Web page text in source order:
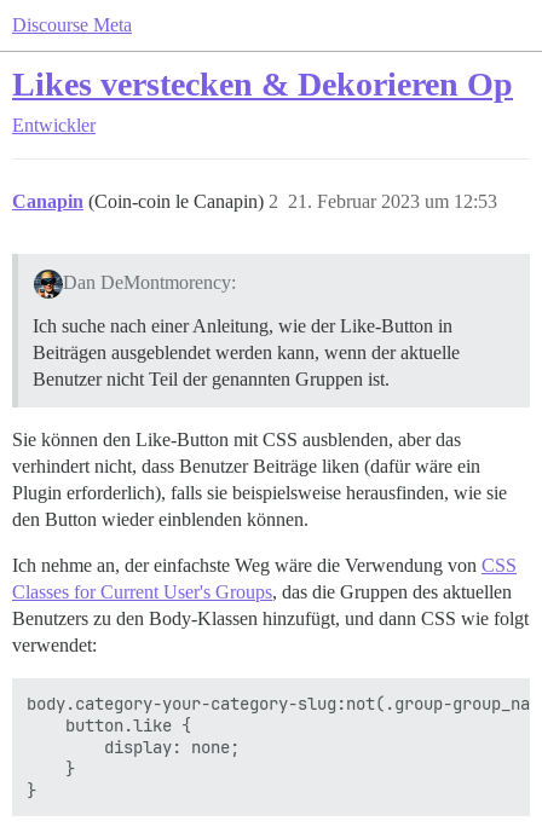
Discourse Meta
Likes verstecken & Dekorieren Op
Entwickler
Canapin (Coin-coin le Canapin) 21. Februar 2023 um 12:53
2
Dan DeMontmorency:
Ich suche nach einer Anleitung, wie der Like-Button in
Beiträgen ausgeblendet werden kann, wenn der aktuelle
Benutzer nicht Teil der genannten Gruppen ist.
Sie können den Like-Button mit CSS ausblenden, aber das
verhindert nicht, dass Benutzer Beiträge liken (dafür wäre ein
Plugin erforderlich), falls sie beispielsweise herausfinden, wie sie
den Button wieder einblenden können.
Ich nehme an, der einfachste Weg wäre die Verwendung von CSS
Classes for Current User's Groups, das die Gruppen des aktuellen
Benutzers zu den Body-Klassen hinzufügt, und dann CSS wie folgt
verwendet:
body.category-your-category-slug:not(.group-
    button.like {
        display: none;
    }